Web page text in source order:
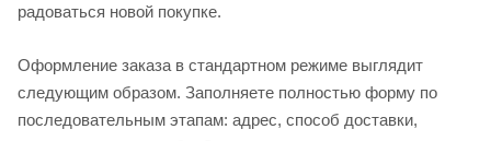
радоваться новой покупке.
Оформление заказа в стандартном режиме выглядит
следующим образом. Заполняете полностью форму по
последовательным этапам: адрес, способ доставки,